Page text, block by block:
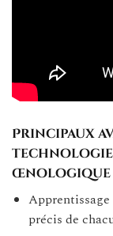
Principaux
œnologique
précis de